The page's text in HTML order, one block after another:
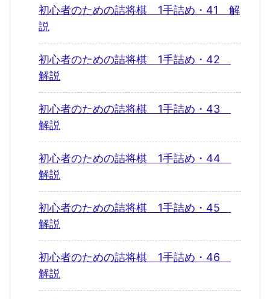
初心者のための詰将棋 1手詰め・41 解
説
初心者のための詰将棋 1手詰め・42
解説
初心者のための詰将棋 1手詰め・43
解説
初心者のための詰将棋 1手詰め・44
解説
初心者のための詰将棋 1手詰め・45
解説
初心者のための詰将棋 1手詰め・46
解説